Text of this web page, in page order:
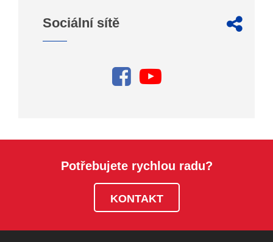
Sociální sítě
Potřebujete rychlou radu?
KONTAKT